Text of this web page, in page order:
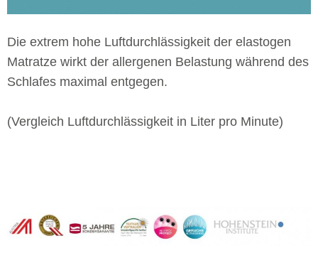
Die extrem hohe Luftdurchlässigkeit der elastogen
Matratze wirkt der allergenen Belastung während des
Schlafes maximal entgegen.
(Vergleich Luftdurchlässigkeit in Liter pro Minute)